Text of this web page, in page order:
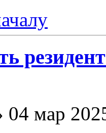
04 мар